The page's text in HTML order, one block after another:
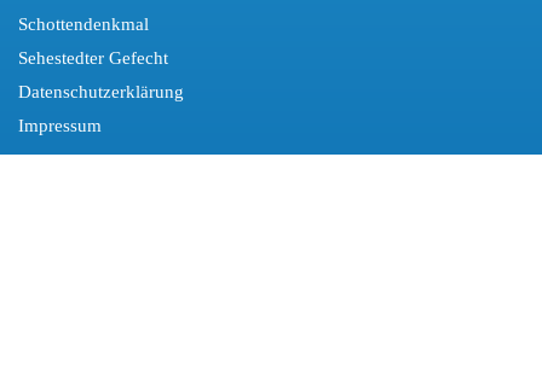
Schottendenkmal
Sehestedter Gefecht
Datenschutzerklärung
Impressum